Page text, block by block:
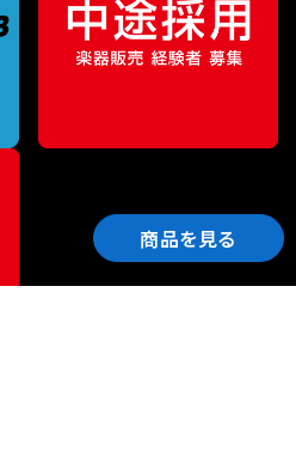
商品を見る